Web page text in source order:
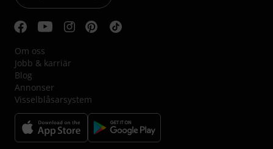
Om oss
Jobb & karriär
Blog
Annonser
Visselblåsarsystem